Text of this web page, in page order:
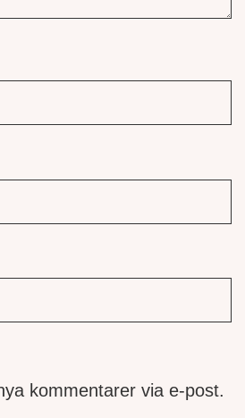
kommentarer via e-post.